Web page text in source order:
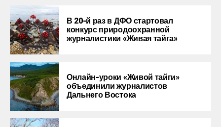
В 20-й раз в ДФО стартовал
конкурс природоохранной
журналистики «Живая тайга»
Онлайн-уроки «Живой тайги»
объединили журналистов
Дальнего Востока